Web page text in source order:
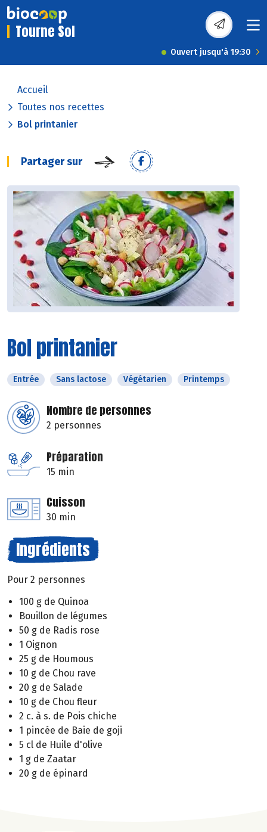
Tourne Sol
Ouvert jusqu'à 19:30
Accueil
Toutes nos recettes
Bol printanier
Partager sur
Bol printanier
Entrée Sans lactose Végétarien Printemps
Nombre de personnes
2 personnes
Préparation
15 min
Cuisson
30 min
Ingrédients
Pour 2 personnes
100 g de Quinoa
Bouillon de légumes
50 g de Radis rose
1 Oignon
25 g de Houmous
10 g de Chou rave
20 g de Salade
10 g de Chou fleur
2 c. à s. de Pois chiche
1 pincée de Baie de goji
5 cl de Huile d'olive
1 g de Zaatar
20 g de épinard